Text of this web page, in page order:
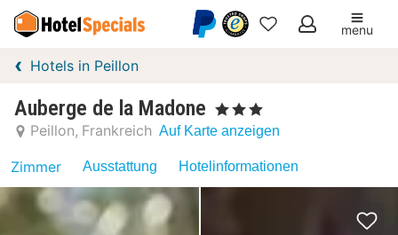
Meine
menu
Hotels in Peillon
Auberge de la Madone , 3 Sterne
Peillon Frankreich Auf Karte anzeigen
Zimmer Ausstattung Hotelinformationen